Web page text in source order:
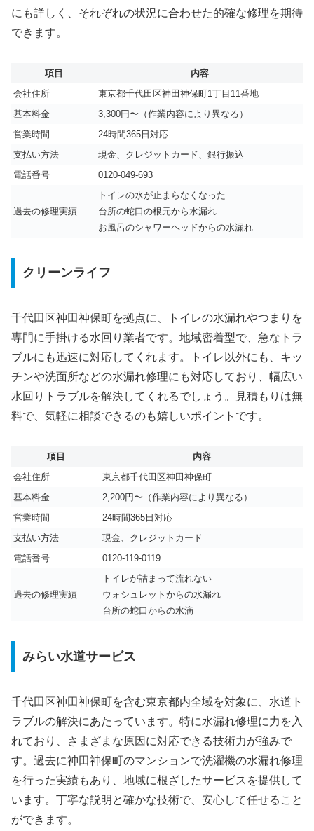
にも詳しく、それぞれの状況に合わせた的確な修理を期待
できます。
項目
内容
会社住所
東京都千代田区神田神保町1丁目11番地
基本料金
3,300円〜（作業内容により異なる）
営業時間
24時間365日対応
支払い方法
現金、クレジットカード、銀行振込
電話番号
0120-049-693
過去の修理実績
トイレの水が止まらなくなった
台所の蛇口の根元から水漏れ
お風呂のシャワーヘッドからの水漏れ
クリーンライフ
千代田区神田神保町を拠点に、トイレの水漏れやつまりを
専門に手掛ける水回り業者です。地域密着型で、急なトラ
ブルにも迅速に対応してくれます。トイレ以外にも、キッ
チンや洗面所などの水漏れ修理にも対応しており、幅広い
水回りトラブルを解決してくれるでしょう。見積もりは無
料で、気軽に相談できるのも嬉しいポイントです。
項目
内容
会社住所
東京都千代田区神田神保町
基本料金
2,200円〜（作業内容により異なる）
営業時間
24時間365日対応
支払い方法
現金、クレジットカード
電話番号
0120-119-0119
過去の修理実績
トイレが詰まって流れない
ウォシュレットからの水漏れ
台所の蛇口からの水滴
みらい水道サービス
千代田区神田神保町を含む東京都内全域を対象に、水道ト
ラブルの解決にあたっています。特に水漏れ修理に力を入
れており、さまざまな原因に対応できる技術力が強みで
す。過去に神田神保町のマンションで洗濯機の水漏れ修理
を行った実績もあり、地域に根ざしたサービスを提供して
います。丁寧な説明と確かな技術で、安心して任せること
ができます。